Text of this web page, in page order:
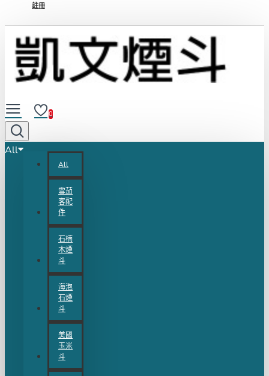
註冊
0
All
All
雪茄
客配
件
石楠
木煙
斗
海泡
石煙
斗
美國
玉米
斗